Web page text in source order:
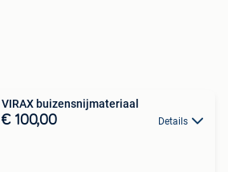
VIRAX buizensnijmateriaal
€ 100,00 Details